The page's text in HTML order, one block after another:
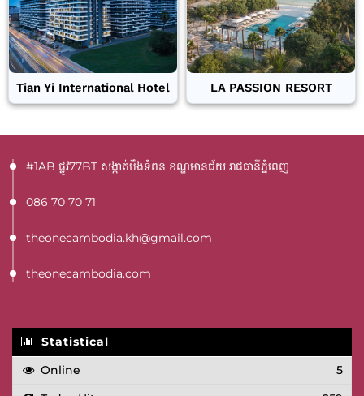
Tian Yi International Hotel LA PASSION RESORT
#1AB ផ្លូវ77BT​ សង្កាត់បឹងទំពន់ ខណ្ឌមានជ័យ រាជធានីភ្នំពេញ
086 70 70 71
theonecambodia.kh@gmail.com
theonecambodia.com
Statistical
Online
5